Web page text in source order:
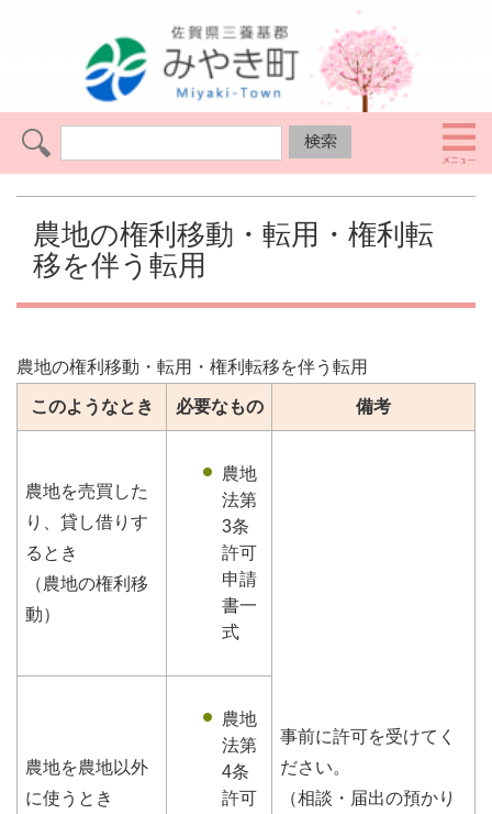
農地の権利移動・転用・権利転
移を伴う転用
農地の権利移動・転用・権利転移を伴う転用
このようなとき 必要なもの 備考
農地を売買した
り、貸し借りす
るとき
（農地の権利移
動）
農地
法第
3条
許可
申請
書一
式
事前に許可を受けてく
ださい。
（相談・届出の預かり
農地を農地以外
に使うとき
農地
法第
4条
許可